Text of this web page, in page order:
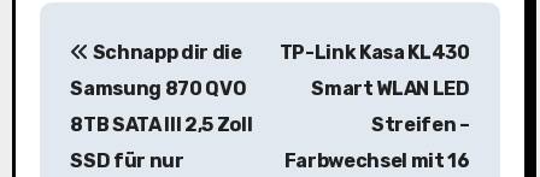
B
Schnapp dir die
Samsung 870 QVO
8TB SATA III 2,5 Zoll
SSD für nur
TP-Link Kasa KL430
Smart WLAN LED
Streifen –
Farbwechsel mit 16